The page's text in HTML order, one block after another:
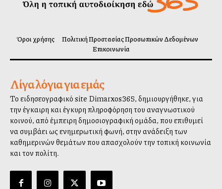
Όροι χρήσης
Πολιτική Προστασίας Προσωπικών Δεδομένων
Επικοινωνία
Λίγα λόγια για εμάς
Το ειδησεογραφικό site Dimarxos365, δημιουργήθηκε, για
την έγκαιρη και έγκυρη πληροφόρηση του αναγνωστικού
κοινού, από έμπειρη δημοσιογραφική ομάδα, που επιθυμεί
να συμβάλλει ως ενημερωτική φωνή, στην ανάδειξη των
καθημερινών θεμάτων που απασχολούν την τοπική κοινωνία
και τον πολίτη.